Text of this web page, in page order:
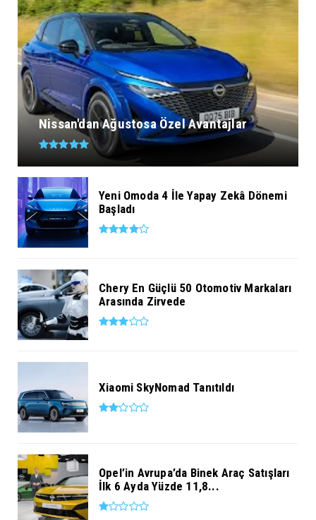
Nissan'dan Ağustosa Özel Avantajlar
Yeni Omoda 4 İle Yapay Zekâ Dönemi
Başladı
Chery En Güçlü 50 Otomotiv Markaları
Arasında Zirvede
Xiaomi SkyNomad Tanıtıldı
Opel’in Avrupa’da Binek Araç Satışları
İlk 6 Ayda Yüzde 11,8...